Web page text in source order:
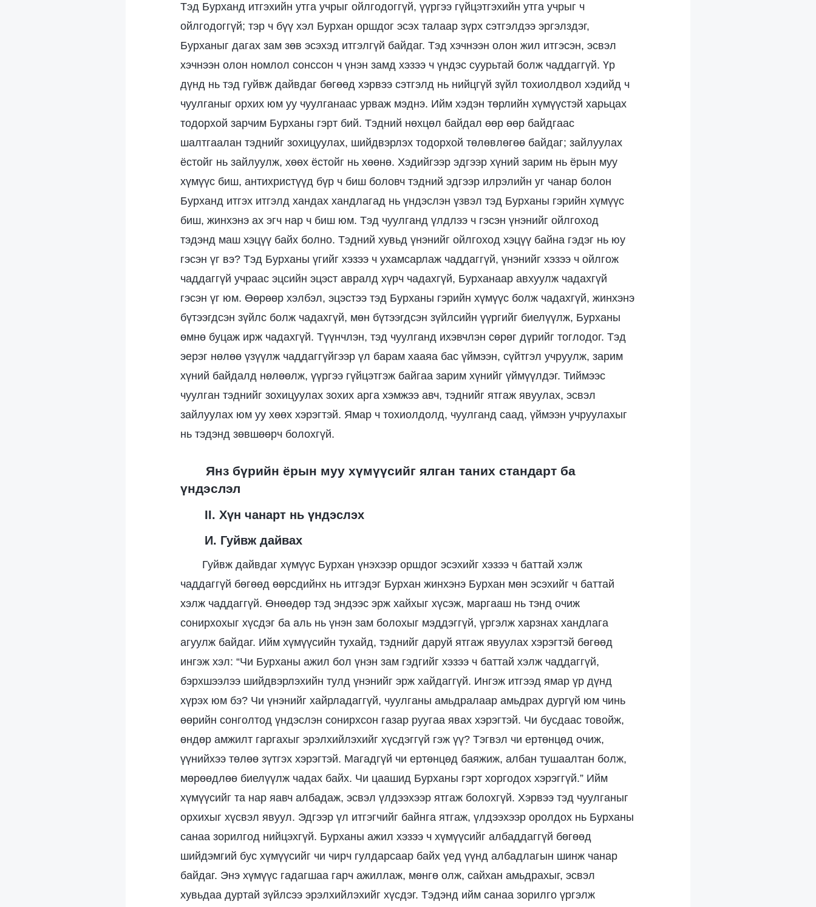
Тэд Бурханд итгэхийн утга учрыг ойлгодоггүй, үүргээ гүйцэтгэхийн утга учрыг ч
ойлгодоггүй; тэр ч бүү хэл Бурхан оршдог эсэх талаар зүрх сэтгэлдээ эргэлздэг,
Бурханыг дагах зам зөв эсэхэд итгэлгүй байдаг. Тэд хэчнээн олон жил итгэсэн, эсвэл
хэчнээн олон номлол сонссон ч үнэн замд хэзээ ч үндэс суурьтай болж чаддаггүй. Үр
дүнд нь тэд гуйвж дайвдаг бөгөөд хэрвээ сэтгэлд нь нийцгүй зүйл тохиолдвол хэдийд ч
чуулганыг орхих юм уу чуулганаас урваж мэднэ. Ийм хэдэн төрлийн хүмүүстэй харьцах
тодорхой зарчим Бурханы гэрт бий. Тэдний нөхцөл байдал өөр өөр байдгаас
шалтгаалан тэднийг зохицуулах, шийдвэрлэх тодорхой төлөвлөгөө байдаг; зайлуулах
ёстойг нь зайлуулж, хөөх ёстойг нь хөөнө. Хэдийгээр эдгээр хүний зарим нь ёрын муу
хүмүүс биш, антихристүүд бүр ч биш боловч тэдний эдгээр илрэлийн уг чанар болон
Бурханд итгэх итгэлд хандах хандлагад нь үндэслэн үзвэл тэд Бурханы гэрийн хүмүүс
биш, жинхэнэ ах эгч нар ч биш юм. Тэд чуулганд үлдлээ ч гэсэн үнэнийг ойлгоход
тэдэнд маш хэцүү байх болно. Тэдний хувьд үнэнийг ойлгоход хэцүү байна гэдэг нь юу
гэсэн үг вэ? Тэд Бурханы үгийг хэзээ ч ухамсарлаж чаддаггүй, үнэнийг хэзээ ч ойлгож
чаддаггүй учраас эцсийн эцэст авралд хүрч чадахгүй, Бурханаар авхуулж чадахгүй
гэсэн үг юм. Өөрөөр хэлбэл, эцэстээ тэд Бурханы гэрийн хүмүүс болж чадахгүй, жинхэнэ
бүтээгдсэн зүйлс болж чадахгүй, мөн бүтээгдсэн зүйлсийн үүргийг биелүүлж, Бурханы
өмнө буцаж ирж чадахгүй. Түүнчлэн, тэд чуулганд ихэвчлэн сөрөг дүрийг тоглодог. Тэд
эерэг нөлөө үзүүлж чаддаггүйгээр үл барам хааяа бас үймээн, сүйтгэл учруулж, зарим
хүний байдалд нөлөөлж, үүргээ гүйцэтгэж байгаа зарим хүнийг үймүүлдэг. Тиймээс
чуулган тэднийг зохицуулах зохих арга хэмжээ авч, тэднийг ятгаж явуулах, эсвэл
зайлуулах юм уу хөөх хэрэгтэй. Ямар ч тохиолдолд, чуулганд саад, үймээн учруулахыг
нь тэдэнд зөвшөөрч болохгүй.
Янз бүрийн ёрын муу хүмүүсийг ялган таних стандарт ба
үндэслэл
II. Хүн чанарт нь үндэслэх
И. Гуйвж дайвах
Гуйвж дайвдаг хүмүүс Бурхан үнэхээр оршдог эсэхийг хэзээ ч баттай хэлж
чаддаггүй бөгөөд өөрсдийнх нь итгэдэг Бурхан жинхэнэ Бурхан мөн эсэхийг ч баттай
хэлж чаддаггүй. Өнөөдөр тэд эндээс эрж хайхыг хүсэж, маргааш нь тэнд очиж
сонирхохыг хүсдэг ба аль нь үнэн зам болохыг мэддэггүй, үргэлж харзнах хандлага
агуулж байдаг. Ийм хүмүүсийн тухайд, тэднийг даруй ятгаж явуулах хэрэгтэй бөгөөд
ингэж хэл: “Чи Бурханы ажил бол үнэн зам гэдгийг хэзээ ч баттай хэлж чаддаггүй,
бэрхшээлээ шийдвэрлэхийн тулд үнэнийг эрж хайдаггүй. Ингэж итгээд ямар үр дүнд
хүрэх юм бэ? Чи үнэнийг хайрладаггүй, чуулганы амьдралаар амьдрах дургүй юм чинь
өөрийн сонголтод үндэслэн сонирхсон газар руугаа явах хэрэгтэй. Чи бусдаас товойж,
өндөр амжилт гаргахыг эрэлхийлэхийг хүсдэггүй гэж үү? Тэгвэл чи ертөнцөд очиж,
үүнийхээ төлөө зүтгэх хэрэгтэй. Магадгүй чи ертөнцөд баяжиж, албан тушаалтан болж,
мөрөөдлөө биелүүлж чадах байх. Чи цаашид Бурханы гэрт хоргодох хэрэггүй.” Ийм
хүмүүсийг та нар яавч албадаж, эсвэл үлдээхээр ятгаж болохгүй. Хэрвээ тэд чуулганыг
орхихыг хүсвэл явуул. Эдгээр үл итгэгчийг байнга ятгаж, үлдээхээр оролдох нь Бурханы
санаа зорилгод нийцэхгүй. Бурханы ажил хэзээ ч хүмүүсийг албаддаггүй бөгөөд
шийдэмгий бус хүмүүсийг чи чирч гулдарсаар байх үед үүнд албадлагын шинж чанар
байдаг. Энэ хүмүүс гадагшаа гарч ажиллаж, мөнгө олж, сайхан амьдрахыг, эсвэл
хувьдаа дуртай зүйлсээ эрэлхийлэхийг хүсдэг. Тэдэнд ийм санаа зорилго үргэлж